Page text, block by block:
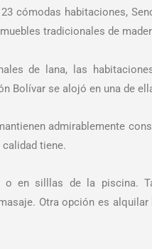
cómodas habitaciones,
tradicionales de
de lana, las
Bolívar se alojó en una de
admirablemente
tiene.
o en silllas de la piscina.
Otra opción es